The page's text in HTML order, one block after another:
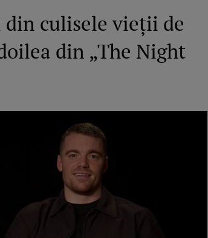
din culisele vieții de
din „The Night